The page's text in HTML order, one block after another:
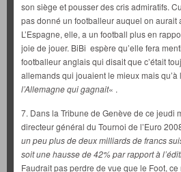
son siège et pousser des cris admiratifs.
pas donné un footballeur auquel on aurait
L’Espagne, elle, a un football plus en
joie de jouer. BiBi espère qu’elle fera
footballeur anglais qui disait que c’était
allemands qui jouaient le mieux mais qu’à
l’Allemagne qui gagnait« .
7. Dans la Tribune de Genève de ce jeudi
directeur général du Tournoi de l’Euro
un peu plus de deux milliards de francs
soit une hausse de 42% par rapport à
Faudrait pas perdre de vue que le Foot, ce